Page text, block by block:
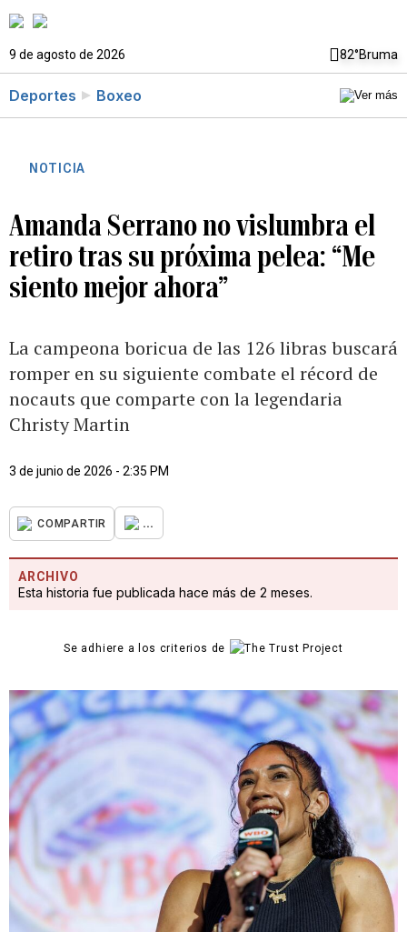
9 de agosto de 2026 82°Bruma
Deportes Boxeo
NOTICIA
Amanda Serrano no vislumbra el
retiro tras su próxima pelea: “Me
siento mejor ahora”
La campeona boricua de las 126 libras buscará
romper en su siguiente combate el récord de
nocauts que comparte con la legendaria
Christy Martin
3 de junio de 2026 - 2:35 PM
COMPARTIR ...
ARCHIVO
Esta historia fue publicada hace más de 2 meses.
Se adhiere a los criterios de